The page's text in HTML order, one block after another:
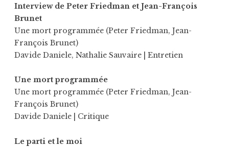
Interview de Peter Friedman et Jean-François
Brunet
Une mort programmée (Peter Friedman, Jean-
François Brunet)
Davide Daniele, Nathalie Sauvaire | Entretien
Une mort programmée
Une mort programmée (Peter Friedman, Jean-
François Brunet)
Davide Daniele | Critique
Le parti et le moi